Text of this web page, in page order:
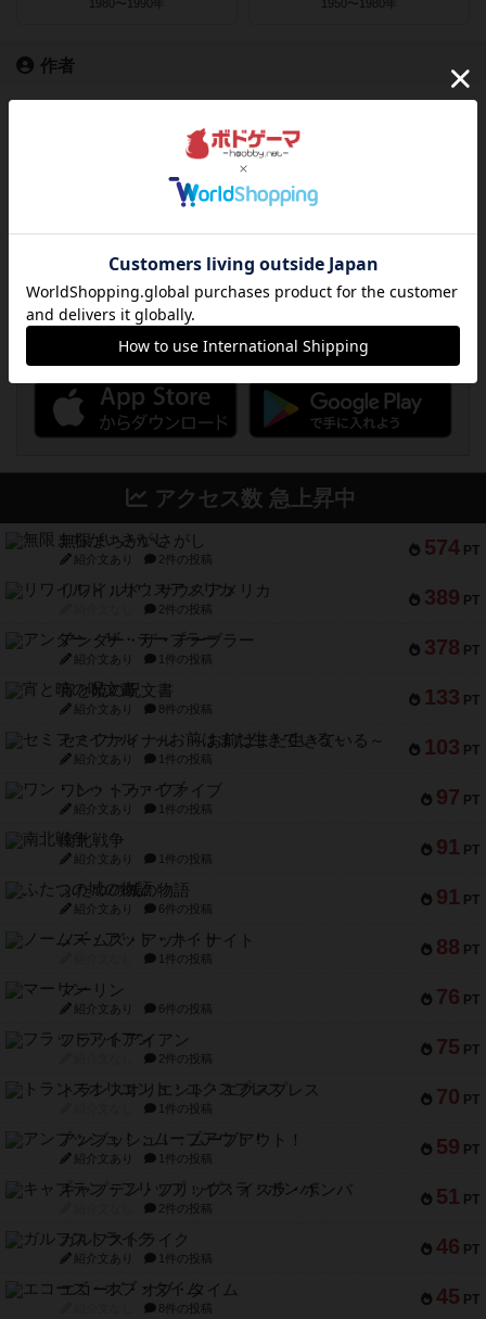
1980〜1990年 1950〜1980年
作者
ヴォルフガング・クラマー
ボドゲーマのアプリ版はこちら
アクセス数 急上昇中
574 PT
無限まちがいさがし
紹介文あり 2件の投稿
389 PT
リワイルド：サウスアメリカ
2件の投稿
378 PT
アンダー・ザ・テーブラー
紹介文あり 1件の投稿
133 PT
宵と暁の呪文書
紹介文あり 8件の投稿
103 PT
セミファイナル ～お前はまだ生きている～
紹介文あり 1件の投稿
97 PT
ワン・トゥ・ファイブ
紹介文あり 1件の投稿
91 PT
南北戦争
紹介文あり 1件の投稿
91 PT
ふたつの城の物語
紹介文あり 6件の投稿
88 PT
ノームズ・アット・ナイト
1件の投稿
76 PT
マーリン
紹介文あり 6件の投稿
75 PT
フラットアイアン
2件の投稿
70 PT
トランスオリエント・エクスプレス
1件の投稿
59 PT
アンブッシュ！：ムーブアウト！
紹介文あり 1件の投稿
51 PT
キャプテン・フリップ：イスラ・ボンバ
2件の投稿
46 PT
ガルフストライク
紹介文あり 1件の投稿
45 PT
エコーズ・オブ・タイム
8件の投稿